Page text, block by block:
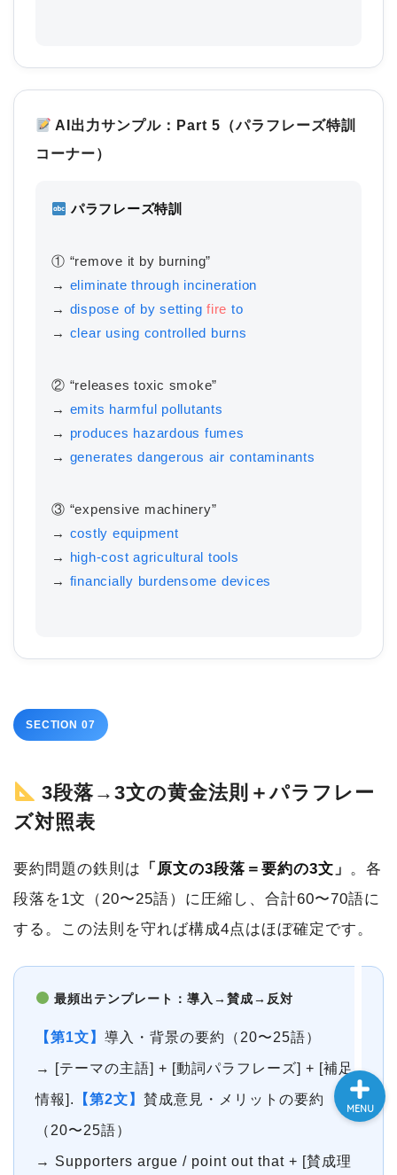
AI出力サンプル：Part 5（パラフレーズ特訓
コーナー）
パラフレーズ特訓
① “remove it by burning”
→ eliminate through incineration
→ dispose of by setting fire to
→ clear using controlled burns
② “releases toxic smoke”
→ emits harmful pollutants
→ produces hazardous fumes
→ generates dangerous air contaminants
③ “expensive machinery”
→ costly equipment
→ high-cost agricultural tools
→ financially burdensome devices
SECTION 07
3段落→3文の黄金法則＋パラフレー
ズ対照表
要約問題の鉄則は 「原文の3段落＝要約の3文」 。各
段落を1文（20〜25語）に圧縮し、合計60〜70語に
する。この法則を守れば構成4点はほぼ確定です。
最頻出テンプレート：導入→賛成→反対
【第1文】 導入・背景の要約（20〜25語）
→ [テーマの主語] + [動詞パラフレーズ] + [補足
情報]. 【第2文】 賛成意見・メリットの要約
（20〜25語）
→ Supporters argue / point out that + [賛成理
MENU
大学入試英語対策講座
い英語＆素敵な英文フレー
ズ集
過去記事
CONTACT